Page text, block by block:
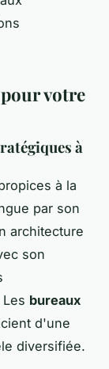
votre
à
à la
par son
architecture
son
bureaux
d'une
diversifiée.